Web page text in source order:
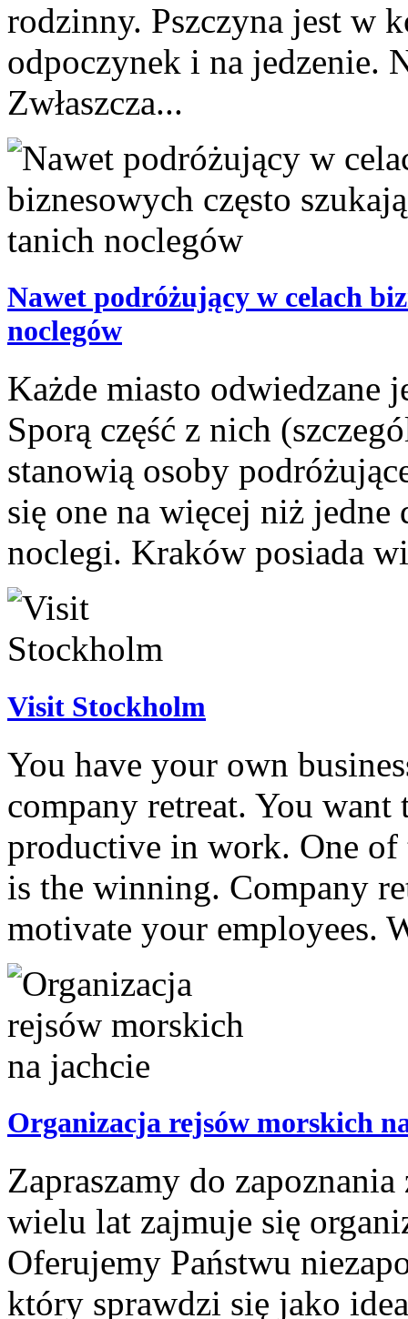
rodzinny. Pszczyna jest w
odpoczynek i na jedzenie.
Zwłaszcza...
Nawet podróżujący w celach
noclegów
Każde miasto odwiedzane
Sporą część z nich
stanowią osoby
się one na więcej niż jedne
noclegi. Kraków posiada
Visit Stockholm
You have your own
company retreat. You
productive in work. One
is the winning. Company
motivate your employees.
Organizacja rejsów morskich
Zapraszamy do
wielu lat zajmuje się
Oferujemy Państwu
który sprawdzi się jako